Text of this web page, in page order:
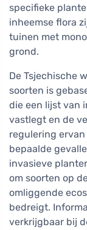
specifieke
inheemse flora
tuinen met
grond.
De Tsjechische
soorten is
die een lijst van
vastlegt en de
regulering
bepaalde
invasieve
om soorten op
omliggende
bedreigt.
verkrijgbaar bij